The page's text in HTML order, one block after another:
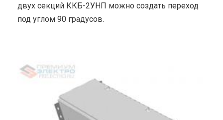
двух секций ККБ-2УНП можно создать переход
под углом 90 градусов.